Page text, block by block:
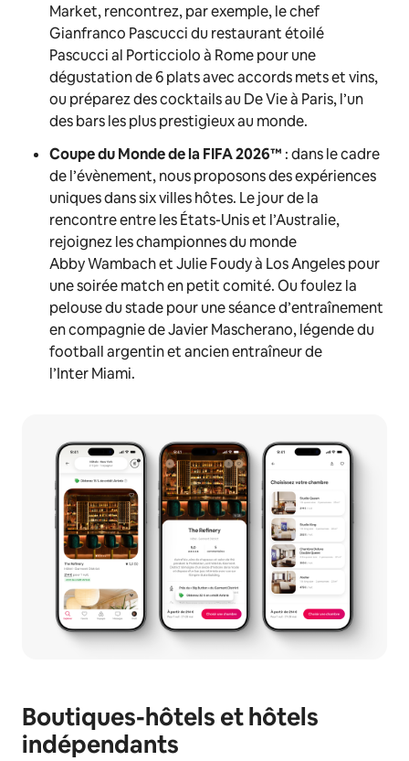
Market, rencontrez, par exemple, le chef
Gianfranco Pascucci du restaurant étoilé
Pascucci al Porticciolo à Rome pour une
dégustation de 6 plats avec accords mets et vins,
ou préparez des cocktails au De Vie à Paris, l’un
des bars les plus prestigieux au monde.
Coupe du Monde de la FIFA2026™ :dans le cadre
de l’évènement, nous proposons des expériences
uniques dans six villes hôtes. Le jour de la
rencontre entre les États-Unis et l’Australie,
rejoignez les championnes du monde
Abby Wambach et Julie Foudy à Los Angeles pour
une soirée match en petit comité. Ou foulez la
pelouse du stade pour une séance d’entraînement
en compagnie de Javier Mascherano, légende du
football argentin et ancien entraîneur de
l’Inter Miami.
Boutiques-hôtels et hôtels
indépendants